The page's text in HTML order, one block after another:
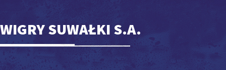
WIGRY SUWAŁKI S.A.